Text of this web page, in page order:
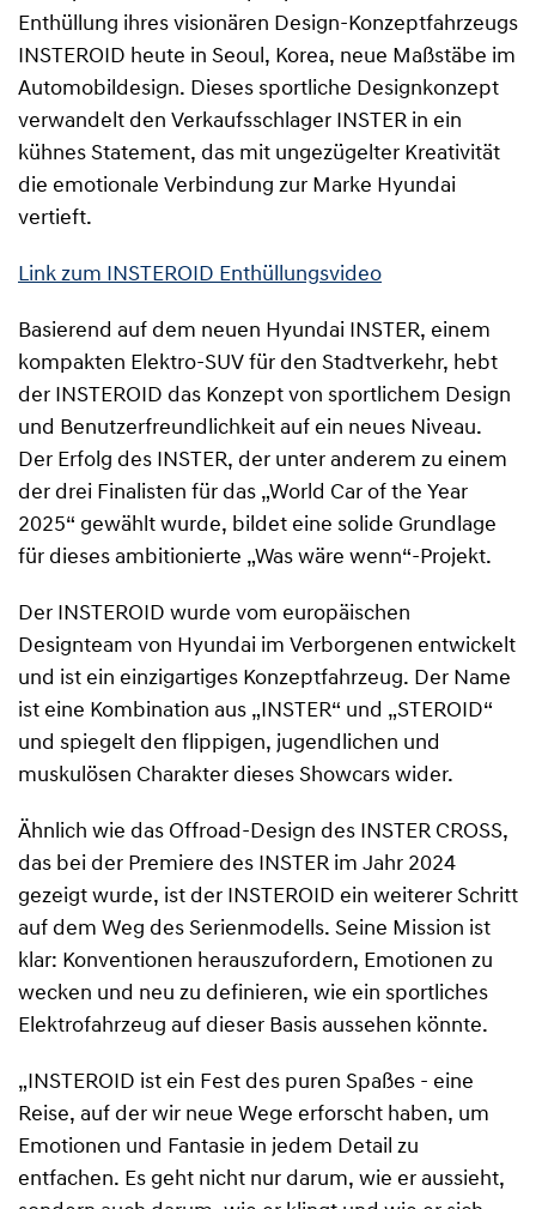
Enthüllung ihres visionären Design-Konzeptfahrzeugs
INSTEROID heute in Seoul, Korea, neue Maßstäbe im
Automobildesign. Dieses sportliche Designkonzept
verwandelt den Verkaufsschlager INSTER in ein
kühnes Statement, das mit ungezügelter Kreativität
die emotionale Verbindung zur Marke Hyundai
vertieft.
Link zum INSTEROID Enthüllungsvideo
Basierend auf dem neuen Hyundai INSTER, einem
kompakten Elektro-SUV für den Stadtverkehr, hebt
der INSTEROID das Konzept von sportlichem Design
und Benutzerfreundlichkeit auf ein neues Niveau.
Der Erfolg des INSTER, der unter anderem zu einem
der drei Finalisten für das „World Car of the Year
2025“ gewählt wurde, bildet eine solide Grundlage
für dieses ambitionierte „Was wäre wenn“-Projekt.
Der INSTEROID wurde vom europäischen
Designteam von Hyundai im Verborgenen entwickelt
und ist ein einzigartiges Konzeptfahrzeug. Der Name
ist eine Kombination aus „INSTER“ und „STEROID“
und spiegelt den flippigen, jugendlichen und
muskulösen Charakter dieses Showcars wider.
Ähnlich wie das Offroad-Design des INSTER CROSS,
das bei der Premiere des INSTER im Jahr 2024
gezeigt wurde, ist der INSTEROID ein weiterer Schritt
auf dem Weg des Serienmodells. Seine Mission ist
klar: Konventionen herauszufordern, Emotionen zu
wecken und neu zu definieren, wie ein sportliches
Elektrofahrzeug auf dieser Basis aussehen könnte.
„INSTEROID ist ein Fest des puren Spaßes - eine
Reise, auf der wir neue Wege erforscht haben, um
Emotionen und Fantasie in jedem Detail zu
entfachen. Es geht nicht nur darum, wie er aussieht,